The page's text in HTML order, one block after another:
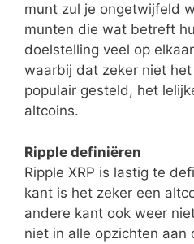
munt zul je ongetwijfeld
munten die wat betreft
doelstelling veel op
waarbij dat zeker niet het
populair gesteld, het
altcoins.
Ripple definiëren
Ripple XRP is lastig te
kant is het zeker een
andere kant ook weer
niet in alle opzichten aan